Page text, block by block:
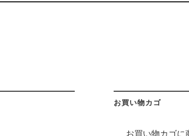
お買い物カゴ
お買い物カゴに